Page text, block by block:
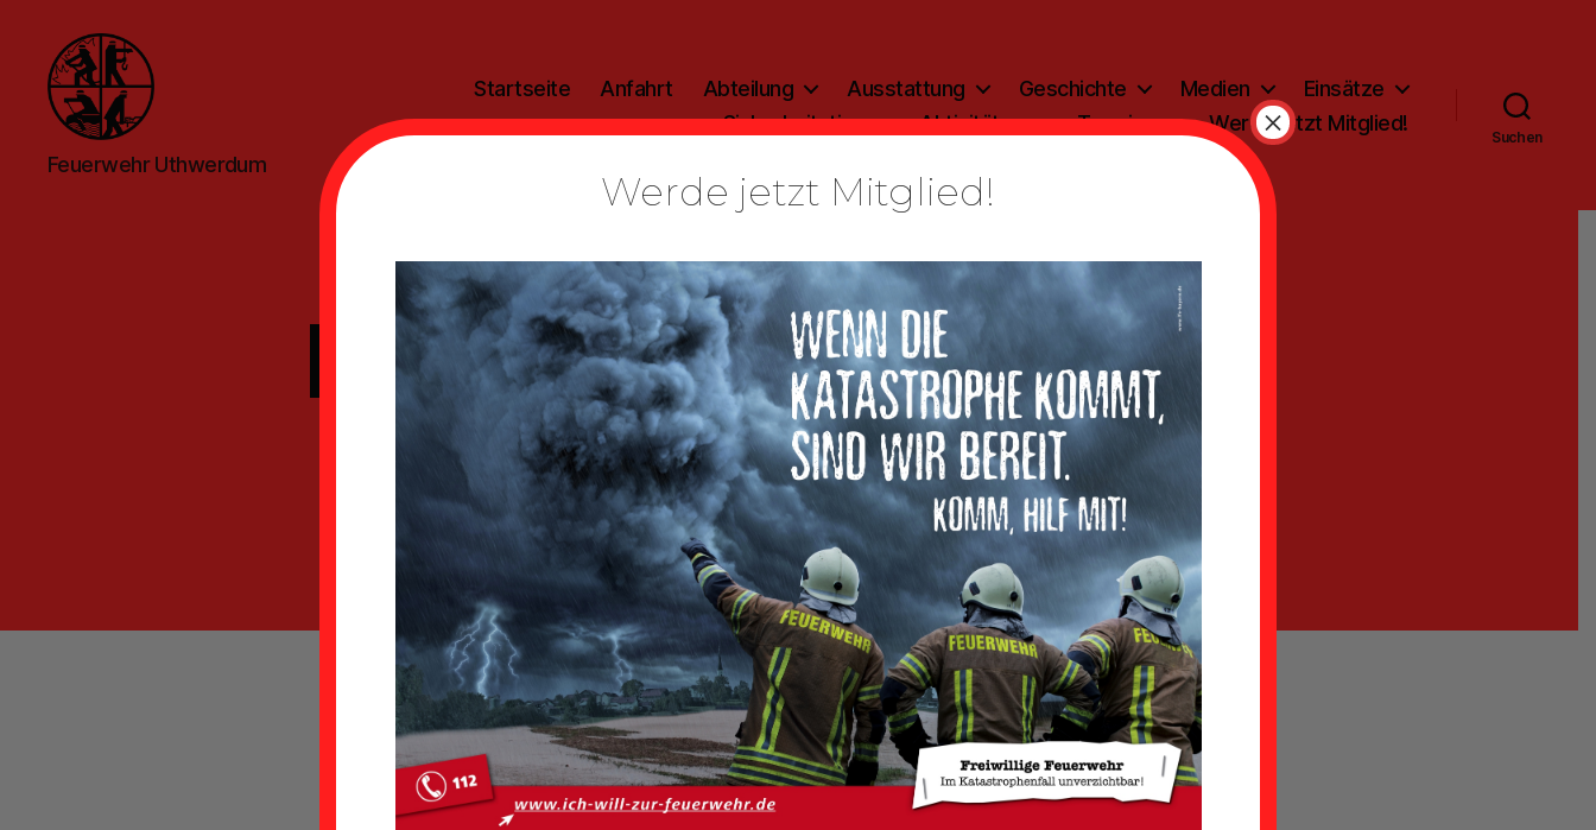
Feuerwehr
Uthwerdum
Feuerwehr Uthwerdum
Startseite Anfahrt Abteilung Ausstattung Geschichte Medien
Einsätze
Sicherheitstipp
Aktivitäten Termine Werde jetzt Mitglied!
Suchen
ALLGEMEIN
LF 10 Gruppenkabine
vorne
Beitragsautor
Vonadmin Veröffentlichungsdatum
15. Juni 2013
Werde jetzt Mitglied!
×